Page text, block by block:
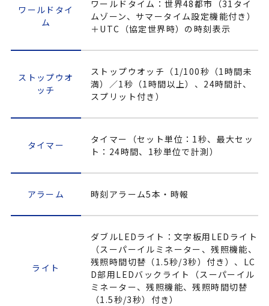
ワールドタイ
ム
ワールドタイム：世界48都市（31タイ
ムゾーン、サマータイム設定機能付き）
＋UTC（協定世界時）の時刻表示
ストップウオ
ッチ
ストップウオッチ（1/100秒（1時間未
満）／1秒（1時間以上）、24時間計、
スプリット付き）
タイマー
タイマー（セット単位：1秒、最大セッ
ト：24時間、1秒単位で計測）
アラーム 時刻アラーム5本・時報
ライト
ダブルLEDライト：文字板用LEDライト
（スーパーイルミネーター、残照機能、
残照時間切替（1.5秒/3秒）付き）、LC
D部用LEDバックライト（スーパーイル
ミネーター、残照機能、残照時間切替
（1.5秒/3秒）付き）